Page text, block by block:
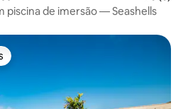
piscina de imersão — Seashells